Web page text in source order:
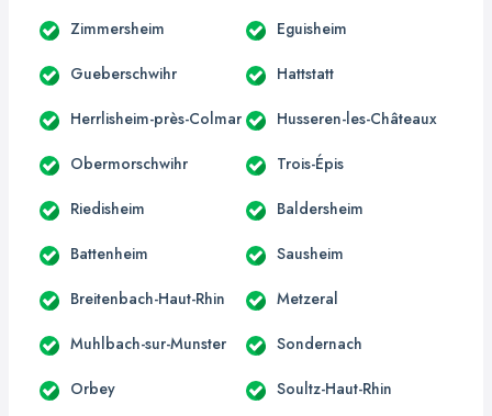
Zimmersheim Eguisheim
Gueberschwihr Hattstatt
Herrlisheim-près-Colmar Husseren-les-Châteaux
Obermorschwihr Trois-Épis
Riedisheim Baldersheim
Battenheim Sausheim
Breitenbach-Haut-Rhin Metzeral
Muhlbach-sur-Munster Sondernach
Orbey Soultz-Haut-Rhin